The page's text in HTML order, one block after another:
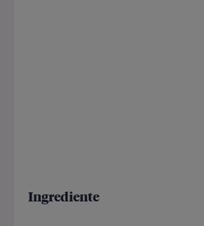
Ingrediente